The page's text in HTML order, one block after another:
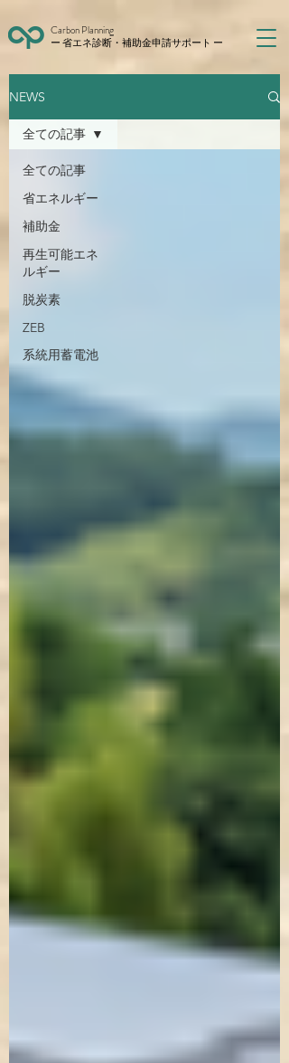
Carbon Planning
ー 省エネ診断・補助金申請サポート ー
NEWS
全ての記事
省エネルギー
補助金
再生可能エネ
ルギー
脱炭素
ZEB
系統用蓄電池
全ての記事